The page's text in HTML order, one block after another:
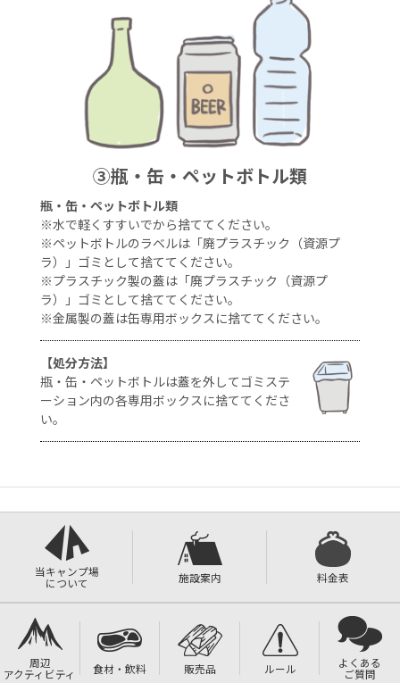
③瓶・缶・ペットボトル類
瓶・缶・ペットボトル類
※水で軽くすすいでから捨ててください。
※ペットボトルのラベルは「廃プラスチック（資源プ
ラ）」ゴミとして捨ててください。
※プラスチック製の蓋は「廃プラスチック（資源プ
ラ）」ゴミとして捨ててください。
※金属製の蓋は缶専用ボックスに捨ててください。
【処分方法】
瓶・缶・ペットボトルは蓋を外してゴミステ
ーション内の各専用ボックスに捨ててくださ
い。
当キャンプ場
について 施設案内 料金表
周辺
アクティビティ 食材・飲料 販売品 ルール よくある
ご質問